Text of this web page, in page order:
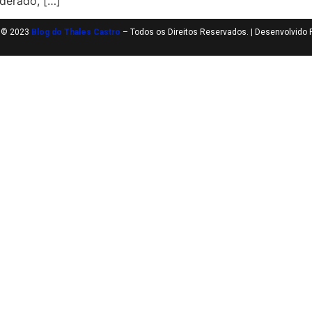
© 2023 Blog do Thales Castro – Todos os Direitos Reservados. | Desenvolvido